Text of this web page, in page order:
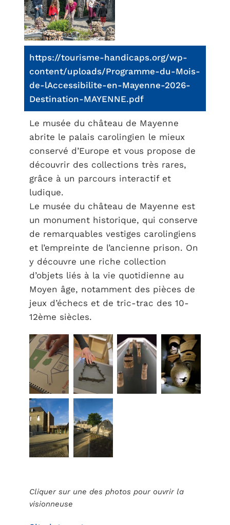
https://tourisme-handicaps.org/wp-
content/uploads/Programme-du-Mois-
de-lAccessibilite-en-Mayenne-2026-
Destination-MAYENNE.pdf
Le musée du château de Mayenne
abrite le palais carolingien le mieux
conservé d’Europe et vous propose de
découvrir des collections très rares,
grâce à un parcours interactif et
ludique.
Le musée du château de Mayenne est
un monument historique, qui conserve
de remarquables vestiges carolingiens
et l’empreinte de l’ancienne prison. On
y découvre une riche collection
d’objets liés à la vie quotidienne au
Moyen âge, notamment des pièces de
jeux d’échecs et de tric-trac des 10-
12ème siècles.
Cliquer sur une des photos pour ouvrir la
visionneuse